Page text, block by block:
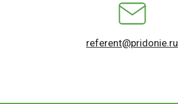
referent@pridonie.ru